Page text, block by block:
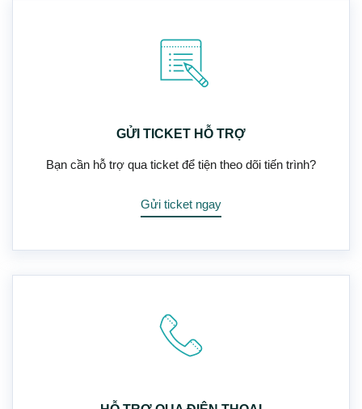
GỬI TICKET HỖ TRỢ
Bạn cần hỗ trợ qua ticket để tiện theo dõi tiến trình?
Gửi ticket ngay